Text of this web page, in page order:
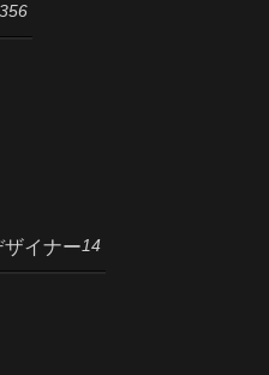
356
イナー14